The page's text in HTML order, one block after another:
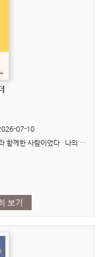
07-10
프롤로그 33년, 내가 사랑한 것은 일 자체가 아니라 함께한 사람이었다 나의 일터는 경쟁하는 전장이 아니라, 함께 뛰는 놀이터였다. 한 직장에서 33년을 일했다. 사람들은 종종..
보기